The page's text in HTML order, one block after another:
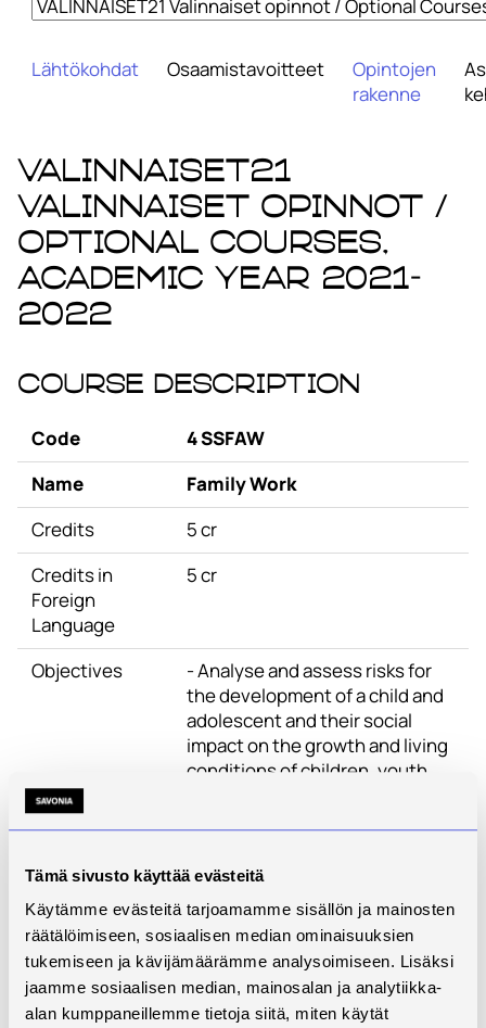
Tämä sivusto käyttää evästeitä
Käytämme evästeitä tarjoamamme sisällön ja mainosten
räätälöimiseen, sosiaalisen median ominaisuuksien
tukemiseen ja kävijämäärämme analysoimiseen. Lisäksi
jaamme sosiaalisen median, mainosalan ja analytiikka-
alan kumppaneillemme tietoja siitä, miten käytät
Lähtökohdat Osaamistavoitteet
Opintojen
rakenne
VALINNAISET21
Valinnaiset opinnot /
Optional Courses,
academic year 2021-
2022
Course Description
Code
4 SSFAW
Name
Family Work
Credits
5 cr
Credits in
Foreign
Language
5 cr
Objectives
- Analyse and assess risks for
the development of a child and
adolescent and their social
impact on the growth and living
conditions of children, youth
preventive child welfare
parenting and evaluation
methods of parenting as well as
assess needs for early
intervention
- Apply practices of early